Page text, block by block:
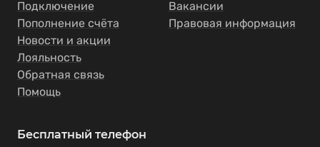
Подключение
Пополнение счёта
Новости и акции
Лояльность
Обратная связь
Помощь
Вакансии
Правовая информация
Бесплатный телефон